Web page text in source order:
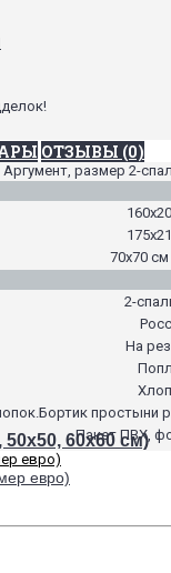
50х50, 60х60 см)
ОТЗЫВЫ (0)
размер 2-
70х70
2-
На
простыни
Пакет ПВХ,
евро)